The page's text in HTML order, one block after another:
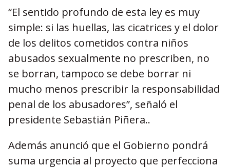
“El sentido profundo de esta ley es muy
simple: si las huellas, las cicatrices y el dolor
de los delitos cometidos contra niños
abusados sexualmente no prescriben, no
se borran, tampoco se debe borrar ni
mucho menos prescribir la responsabilidad
penal de los abusadores”, señaló el
presidente Sebastián Piñera..
Además anunció que el Gobierno pondrá
suma urgencia al proyecto que perfecciona